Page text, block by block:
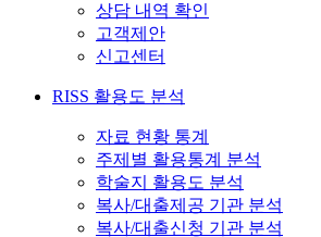
상담 내역 확인
고객제안
신고센터
RISS 활용도 분석
자료 현황 통계
주제별 활용통계 분석
학술지 활용도 분석
복사/대출제공 기관 분석
복사/대출신청 기관 분석